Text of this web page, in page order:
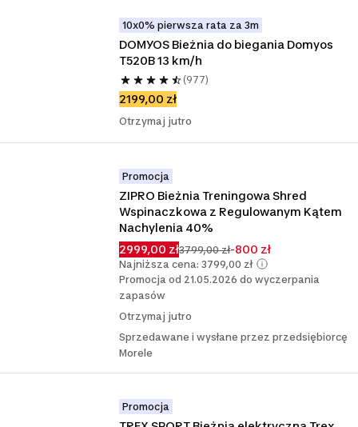
10x0% pierwsza rata za 3m
DOMYOS Bieżnia do biegania Domyos
T520B 13 km/h
(977)
2199,00 zł
Otrzymaj jutro
Promocja
ZIPRO Bieżnia Treningowa Shred
Wspinaczkowa z Regulowanym Kątem
Nachylenia 40%
2999,00 zł3799,00 zł-800 zł
Najniższa cena: 3799,00 zł
Promocja od 21.05.2026 do wyczerpania
zapasów
Otrzymaj jutro
Sprzedawane i wysłane przez przedsiębiorcę
Morele
Promocja